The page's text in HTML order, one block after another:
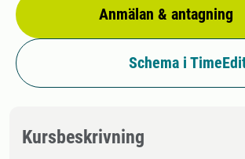
Anmälan & antagning
Schema i
Kursbeskrivning